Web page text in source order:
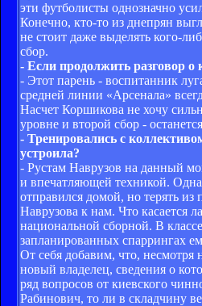
эти футболисты однозначно
Конечно, кто-то из днепрян
не стоит даже выделять кого-
сбор.
- Если продолжить разговор о
- Этот парень - воспитанник
средней линии «Арсенала»
Насчет Коршикова не хочу
уровне и второй сбор -
- Тренировались с
устроила?
- Рустам Наврузов на данный
и впечатляющей техникой.
отправился домой, но терять
Наврузова к нам. Что касается
национальной сборной. В
запланированных спаррингах
От себя добавим, что, несмотря
новый владелец, сведения о
ряд вопросов от киевского
Рабинович, то ли в складчину